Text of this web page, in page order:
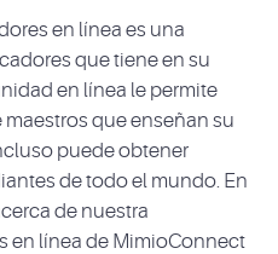
en línea es una
que tiene en su
en línea le permite
que enseñan su
puede obtener
de todo el mundo. En
de nuestra
en línea de MimioConnect